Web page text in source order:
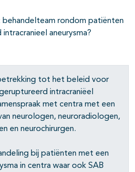
behandelteam rondom patiënten
aneurysma?
tot het beleid voor
intracraniëel
met centra met een
neurologen, neuroradiologen,
en neurochirurgen.
bij patiënten met een
in centra waar ook SAB